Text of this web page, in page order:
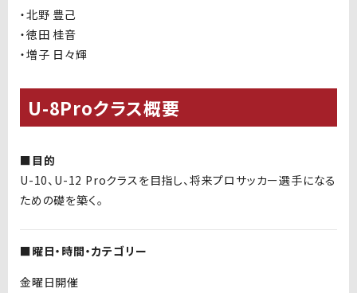
・北野 豊己
・徳田 桂音
・増子 日々輝
U-8Proクラス概要
■目的
U-10、 U-12 Proクラスを目指し、将来プロサッカー選手になる
ための礎を築く。
■曜日・時間・カテゴリー
金曜日開催